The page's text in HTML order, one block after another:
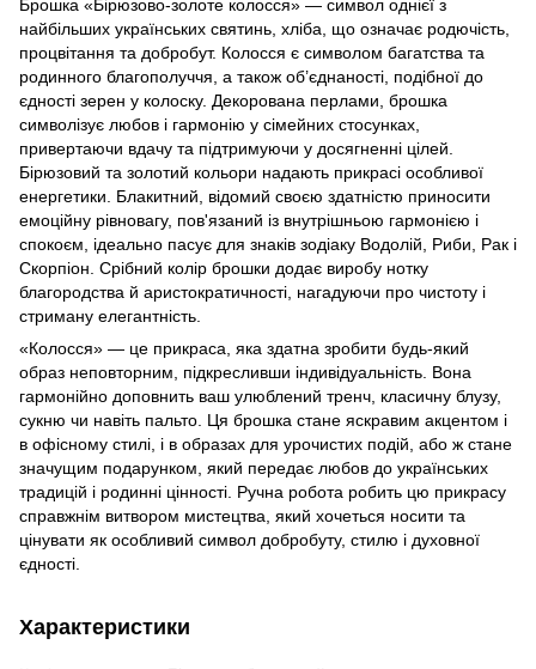
Брошка «Бірюзово-золоте колосся» — символ однієї з
найбільших українських святинь, хліба, що означає родючість,
процвітання та добробут. Колосся є символом багатства та
родинного благополуччя, а також об’єднаності, подібної до
єдності зерен у колоску. Декорована перлами, брошка
символізує любов і гармонію у сімейних стосунках,
привертаючи вдачу та підтримуючи у досягненні цілей.
Бірюзовий та золотий кольори надають прикрасі особливої
енергетики. Блакитний, відомий своєю здатністю приносити
емоційну рівновагу, пов'язаний із внутрішньою гармонією і
спокоєм, ідеально пасує для знаків зодіаку Водолій, Риби, Рак і
Скорпіон. Срібний колір брошки додає виробу нотку
благородства й аристократичності, нагадуючи про чистоту і
стриману елегантність.
«Колосся» — це прикраса, яка здатна зробити будь-який
образ неповторним, підкресливши індивідуальність. Вона
гармонійно доповнить ваш улюблений тренч, класичну блузу,
сукню чи навіть пальто. Ця брошка стане яскравим акцентом і
в офісному стилі, і в образах для урочистих подій, або ж стане
значущим подарунком, який передає любов до українських
традицій і родинні цінності. Ручна робота робить цю прикрасу
справжнім витвором мистецтва, який хочеться носити та
цінувати як особливий символ добробуту, стилю і духовної
єдності.
Характеристики